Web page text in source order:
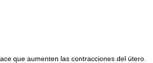
que aumenten las contracciones del útero.